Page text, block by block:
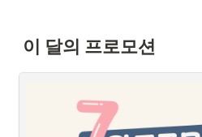
이 달의 프로모션